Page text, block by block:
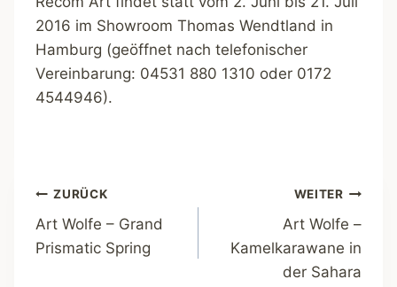
2016 im Showroom Thomas Wendtland in
Hamburg (geöffnet nach telefonischer
Vereinbarung: 04531 880 1310 oder 0172
4544946).
Beitragsnavigation
ZURÜCK
Art Wolfe – Grand
Prismatic Spring
WEITER
Art Wolfe –
Kamelkarawane in
der Sahara